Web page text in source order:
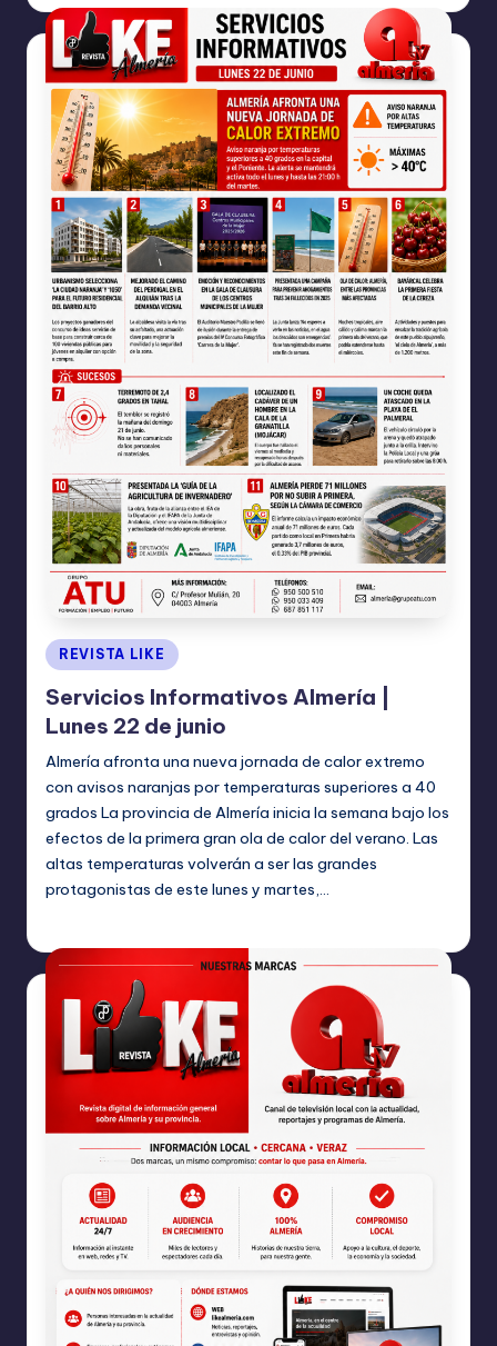
Publicado
en
REVISTA LIKE
Servicios Informativos Almería |
Lunes 22 de junio
Almería afronta una nueva jornada de calor extremo
con avisos naranjas por temperaturas superiores a 40
grados La provincia de Almería inicia la semana bajo los
efectos de la primera gran ola de calor del verano. Las
altas temperaturas volverán a ser las grandes
protagonistas de este lunes y martes,…